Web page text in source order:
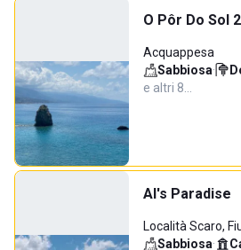
O Pôr Do Sol
Acquappesa
Sabbiosa·
e altri 8…
Al's Paradise
Località Scaro,
Sabbiosa·